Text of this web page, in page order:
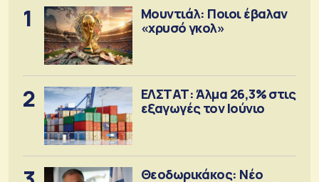
1
Μουντιάλ: Ποιοι έβαλαν
«χρυσό γκολ»
2
ΕΛΣΤΑΤ: Άλμα 26,3% στις
εξαγωγές τον Ιούνιο
Θεοδωρικάκος: Νέο